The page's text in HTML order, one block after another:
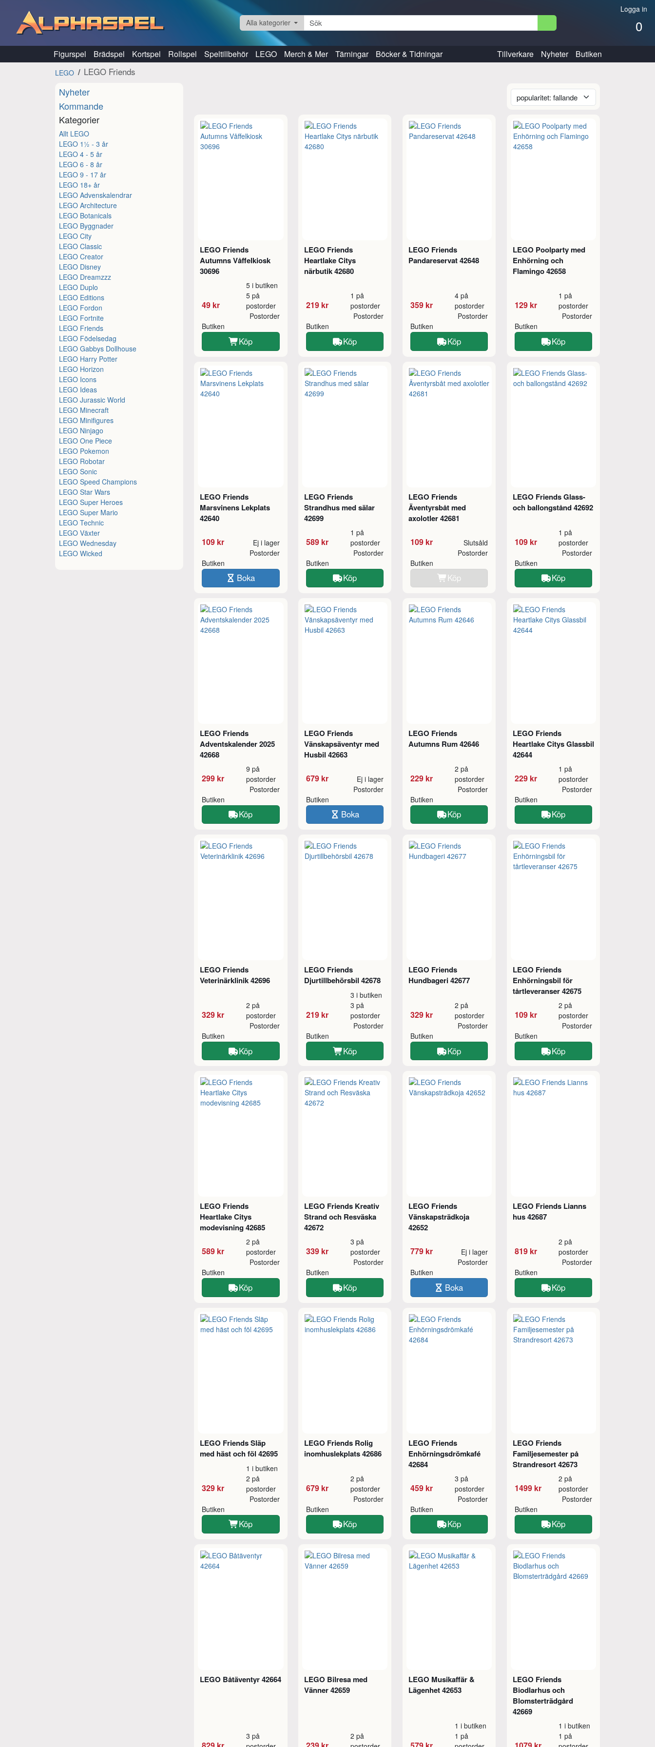
Logga in
0
Alla kategorier
Figurspel Brädspel Kortspel Rollspel Speltillbehör LEGO Merch & Mer Tärningar Böcker & Tidningar Tillverkare Nyheter Butiken
LEGO LEGO Friends
Nyheter
Kommande
Kategorier
Allt LEGO
LEGO 1½ - 3 år
LEGO 4 - 5 år
LEGO 6 - 8 år
LEGO 9 - 17 år
LEGO 18+ år
LEGO Advenskalendrar
LEGO Architecture
LEGO Botanicals
LEGO Byggnader
LEGO City
LEGO Classic
LEGO Creator
LEGO Disney
LEGO Dreamzzz
LEGO Duplo
LEGO Editions
LEGO Fordon
LEGO Fortnite
LEGO Friends
LEGO Födelsedag
LEGO Gabbys Dollhouse
LEGO Harry Potter
LEGO Horizon
LEGO Icons
LEGO Ideas
LEGO Jurassic World
LEGO Minecraft
LEGO Minifigures
LEGO Ninjago
LEGO One Piece
LEGO Pokemon
LEGO Robotar
LEGO Sonic
LEGO Speed Champions
LEGO Star Wars
LEGO Super Heroes
LEGO Super Mario
LEGO Technic
LEGO Växter
LEGO Wednesday
LEGO Wicked
LEGO Friends
Autumns Våffelkiosk
30696
49 kr
5 i butiken
5 på
postorder
Butiken
Postorder
Köp
LEGO Friends
Heartlake Citys
närbutik 42680
219 kr
1 på
postorder
Butiken
Postorder
Köp
LEGO Friends
Pandareservat 42648
359 kr
4 på
postorder
Butiken
Postorder
Köp
LEGO Poolparty med
Enhörning och
Flamingo 42658
129 kr
1 på
postorder
Butiken
Postorder
Köp
LEGO Friends
Marsvinens Lekplats
42640
109 kr Ej i lager
Butiken
Postorder
Boka
LEGO Friends
Strandhus med sälar
42699
589 kr
1 på
postorder
Butiken
Postorder
Köp
LEGO Friends
Äventyrsbåt med
axolotler 42681
109 kr Slutsåld
Butiken
Postorder
Köp
LEGO Friends Glass-
och ballongstånd 42692
109 kr
1 på
postorder
Butiken
Postorder
Köp
LEGO Friends
Adventskalender 2025
42668
299 kr
9 på
postorder
Butiken
Postorder
Köp
LEGO Friends
Vänskapsäventyr med
Husbil 42663
679 kr Ej i lager
Butiken
Postorder
Boka
LEGO Friends
Autumns Rum 42646
229 kr
2 på
postorder
Butiken
Postorder
Köp
LEGO Friends
Heartlake Citys Glassbil
42644
229 kr
1 på
postorder
Butiken
Postorder
Köp
LEGO Friends
Veterinärklinik 42696
329 kr
2 på
postorder
Butiken
Postorder
Köp
LEGO Friends
Djurtillbehörsbil 42678
219 kr
3 i butiken
3 på
postorder
Butiken
Postorder
Köp
LEGO Friends
Hundbageri 42677
329 kr
2 på
postorder
Butiken
Postorder
Köp
LEGO Friends
Enhörningsbil för
tårtleveranser 42675
109 kr
2 på
postorder
Butiken
Postorder
Köp
LEGO Friends
Heartlake Citys
modevisning 42685
589 kr
2 på
postorder
Butiken
Postorder
Köp
LEGO Friends Kreativ
Strand och Resväska
42672
339 kr
3 på
postorder
Butiken
Postorder
Köp
LEGO Friends
Vänskapsträdkoja
42652
779 kr Ej i lager
Butiken
Postorder
Boka
LEGO Friends Lianns
hus 42687
819 kr
2 på
postorder
Butiken
Postorder
Köp
LEGO Friends Släp
med häst och föl 42695
329 kr
1 i butiken
2 på
postorder
Butiken
Postorder
Köp
LEGO Friends Rolig
inomhuslekplats 42686
679 kr
2 på
postorder
Butiken
Postorder
Köp
LEGO Friends
Enhörningsdrömkafé
42684
459 kr
3 på
postorder
Butiken
Postorder
Köp
LEGO Friends
Familjesemester på
Strandresort 42673
1499 kr
2 på
postorder
Butiken
Postorder
Köp
LEGO Båtäventyr 42664
3 på
LEGO Bilresa med
Vänner 42659
2 på
LEGO Musikaffär &
Lägenhet 42653
1 i butiken
1 på
LEGO Friends
Biodlarhus och
Blomsterträdgård
42669
1 i butiken
1 på